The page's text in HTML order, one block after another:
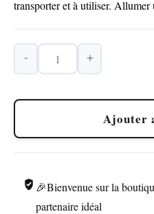
transporter et à utiliser. Allumer
Kit
Survie
7
- +
Ajouter
🎉Bienvenue sur la
partenaire idéal